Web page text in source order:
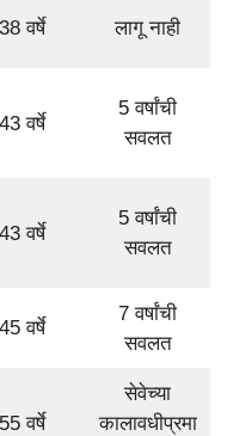
38 वर्षे लागू नाही
43 वर्षे
5 वर्षांची
सवलत
43 वर्षे
5 वर्षांची
सवलत
45 वर्षे
7 वर्षांची
सवलत
55 वर्षे
सेवेच्या
कालावधीप्रमा